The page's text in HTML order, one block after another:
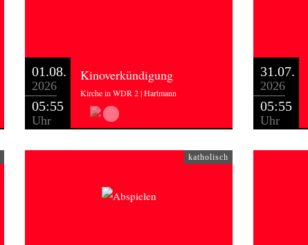
01.08.
2026
05:55
Uhr
Kinoverkündigung
Kirche in WDR 2 | Hartmann
31.07.
2026
05:55
Uhr
katholisch